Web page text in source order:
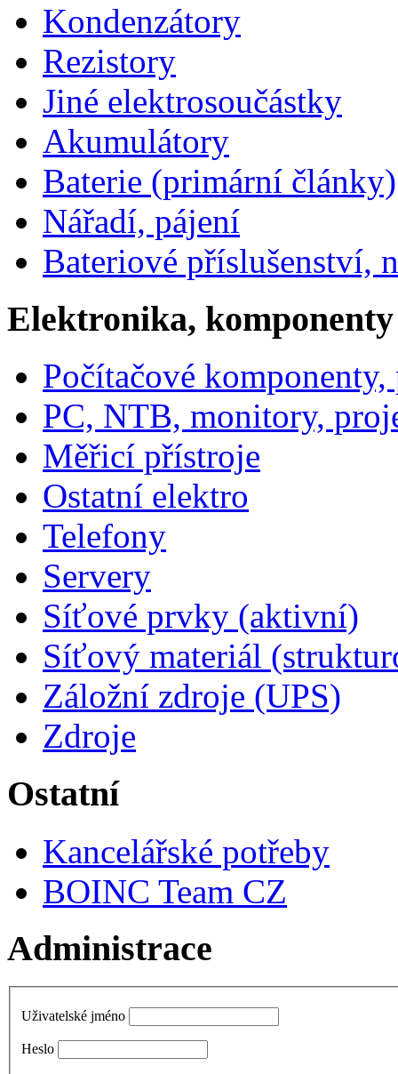
Kondenzátory
Rezistory
Jiné elektrosoučástky
Akumulátory
Baterie (primární články)
Nářadí, pájení
Bateriové příslušenství,
Elektronika, komponenty
Počítačové
PC, NTB, monitory,
Měřicí přístroje
Ostatní elektro
Telefony
Servery
Síťové prvky (aktivní)
Síťový materiál
Záložní zdroje (UPS)
Zdroje
Ostatní
Kancelářské potřeby
BOINC Team CZ
Administrace
Uživatelské jméno
Heslo